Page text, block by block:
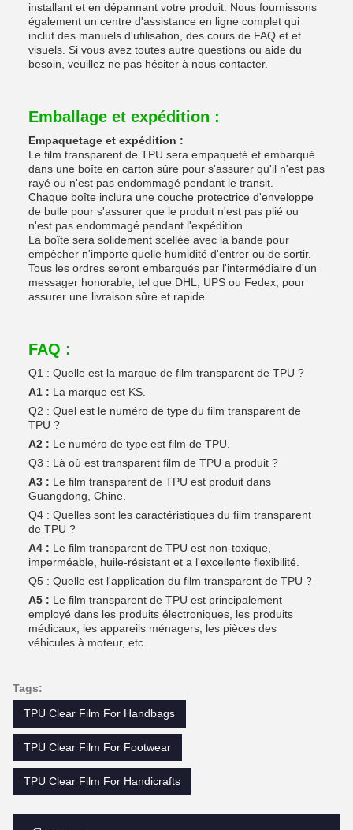
installant et en dépannant votre produit. Nous fournissons
également un centre d'assistance en ligne complet qui
inclut des manuels d'utilisation, des cours de FAQ et et
visuels. Si vous avez toutes autre questions ou aide du
besoin, veuillez ne pas hésiter à nous contacter.
Emballage et expédition :
Empaquetage et expédition :
Le film transparent de TPU sera empaqueté et embarqué
dans une boîte en carton sûre pour s'assurer qu'il n'est pas
rayé ou n'est pas endommagé pendant le transit.
Chaque boîte inclura une couche protectrice d'enveloppe
de bulle pour s'assurer que le produit n'est pas plié ou
n'est pas endommagé pendant l'expédition.
La boîte sera solidement scellée avec la bande pour
empêcher n'importe quelle humidité d'entrer ou de sortir.
Tous les ordres seront embarqués par l'intermédiaire d'un
messager honorable, tel que DHL, UPS ou Fedex, pour
assurer une livraison sûre et rapide.
FAQ :
Q1 : Quelle est la marque de film transparent de TPU ?
A1 : La marque est KS.
Q2 : Quel est le numéro de type du film transparent de
TPU ?
A2 : Le numéro de type est film de TPU.
Q3 : Là où est transparent film de TPU a produit ?
A3 : Le film transparent de TPU est produit dans
Guangdong, Chine.
Q4 : Quelles sont les caractéristiques du film transparent
de TPU ?
A4 : Le film transparent de TPU est non-toxique,
imperméable, huile-résistant et a l'excellente flexibilité.
Q5 : Quelle est l'application du film transparent de TPU ?
A5 : Le film transparent de TPU est principalement
employé dans les produits électroniques, les produits
médicaux, les appareils ménagers, les pièces des
véhicules à moteur, etc.
Tags:
TPU Clear Film For Handbags
TPU Clear Film For Footwear
TPU Clear Film For Handicrafts